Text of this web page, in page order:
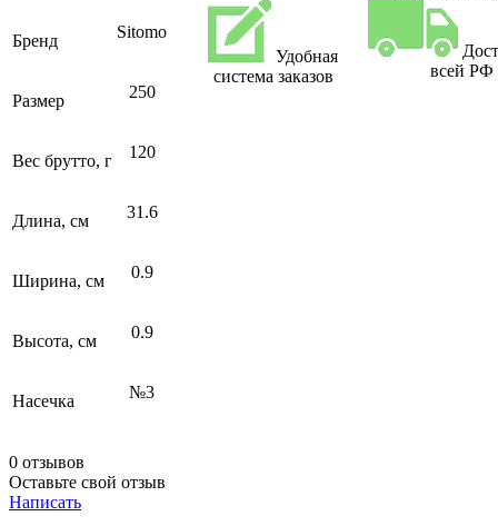
Бренд Sitomo
Размер 250
Вес брутто, г 120
Длина, см 31.6
Ширина, см 0.9
Высота, см 0.9
Насечка №3
0 отзывов
Оставьте свой отзыв
Написать
Удобная
система заказов
всей РФ